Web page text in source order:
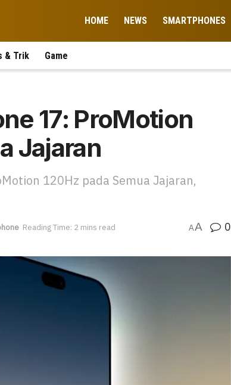
HOME NEWS SMARTPHONES
& Trik Game
17: ProMotion
Jajaran
120Hz pada Semua Jajaran,
Reading Time: 2 mins read AA 0